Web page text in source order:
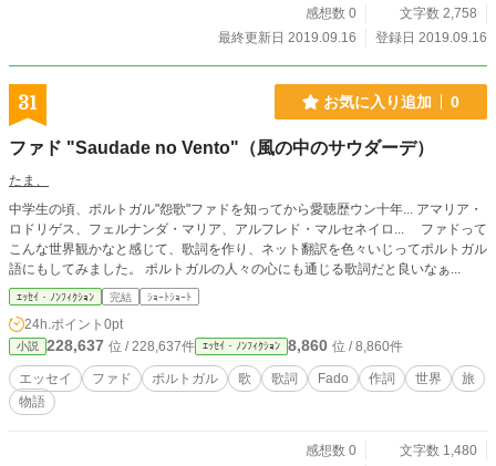
感想数 0
文字数 2,758
最終更新日 2019.09.16
登録日 2019.09.16
31 お気に入り追加 0
ファド "Saudade no Vento"（風の中のサウダーデ）
たま、
中学生の頃、ポルトガル"怨歌"ファドを知ってから愛聴歴ウン十年... アマリア・
ロドリゲス、フェルナンダ・マリア、アルフレド・マルセネイロ... ファドって
こんな世界観かなと感じて、歌詞を作り、ネット翻訳を色々いじってポルトガル
語にもしてみました。 ポルトガルの人々の心にも通じる歌詞だと良いなぁ...
ｴｯｾｲ・ﾉﾝﾌｨｸｼｮﾝ 完結 ｼｮｰﾄｼｮｰﾄ
24h.ポイント 0pt
小説 228,637 位 / 228,637件 ｴｯｾｲ・ﾉﾝﾌｨｸｼｮﾝ 8,860 位 / 8,860件
エッセイ ファド ポルトガル 歌 歌詞 Fado 作詞 世界
旅
物語
感想数 0
文字数 1,480